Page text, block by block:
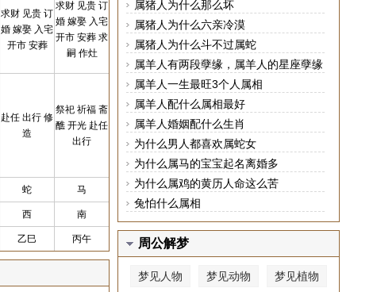
求财 见贵 订
婚 嫁娶 入宅
开市 安葬
求财 见贵 订
婚 嫁娶 入宅
开市 安葬 求
嗣 作灶
赴任 出行 修
造
祭祀 祈福 斋
醮 开光 赴任
出行
蛇 马
西 南
乙巳 丙午
属猪人为什么那么坏
属猪人为什么六亲冷漠
属猪人为什么斗不过属蛇
属羊人有两段孽缘，属羊人的星座孽缘
属相分别是谁
属羊人一生最旺3个人属相
属羊人配什么属相最好
属羊人婚姻配什么生肖
为什么男人都喜欢属蛇女
为什么属马的宝宝起名离婚多
为什么属鸡的黄历人命这么苦
兔怕什么属相
周公解梦
梦见人物 梦见动物 梦见植物